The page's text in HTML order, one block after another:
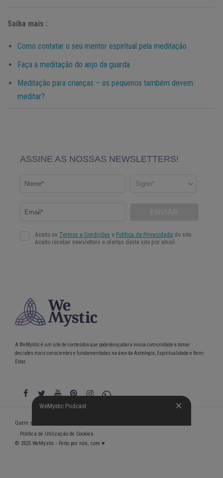
Saiba mais :
Como contatar o seu mentor espiritual pela meditação
Faça a meditação do anjo da guarda
Meditação para crianças – os pequenos também devem
meditar?
WeMystic Podcast
A WeMystic é um site de conteúdos que poderão ajudar a nossa comunidade a tomar
decisões mais conscientes e fundamentadas na área da Astrologia, Espiritualidade e Bem-
Estar.
WeMystic Podcast
Quem somos
Política de Utilização de Cookies
© 2025 WeMystic - Feito por nós, com ♥